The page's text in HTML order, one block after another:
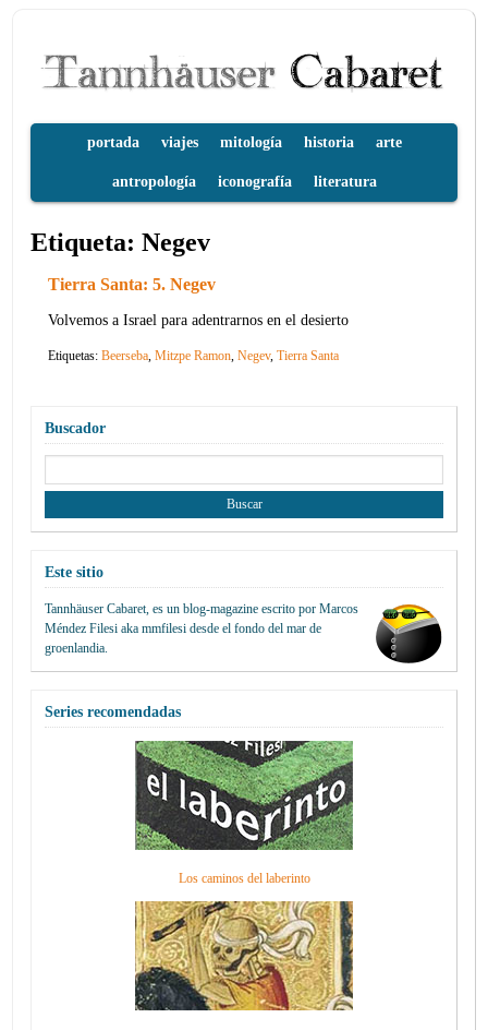
portada viajes mitología historia arte
antropología iconografía literatura
Etiqueta:Negev
Tierra Santa: 5. Negev
Volvemos a Israel para adentrarnos en el desierto
Etiquetas:Beerseba,Mitzpe Ramon,Negev,Tierra Santa
Buscador
Este sitio
Tannhäuser Cabaret, es un blog-magazine escrito porMarcos
Méndez Filesi aka mmfilesi desdeel fondo del mar de
groenlandia.
Series recomendadas
Los caminos del laberinto